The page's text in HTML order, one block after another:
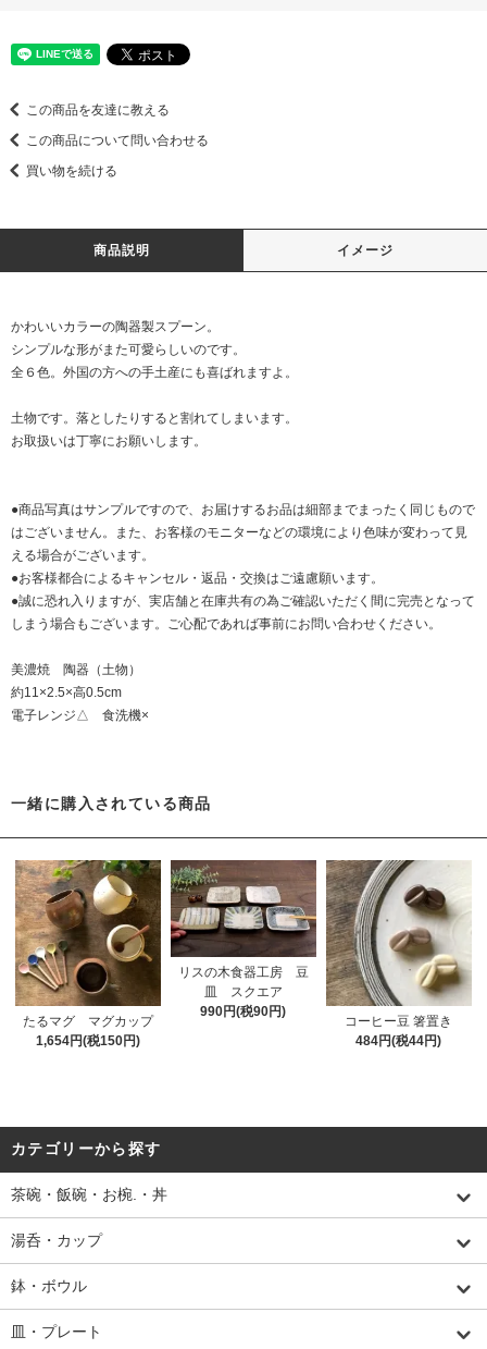
この商品を友達に教える
この商品について問い合わせる
買い物を続ける
商品説明 イメージ
かわいいカラーの陶器製スプーン。
シンプルな形がまた可愛らしいのです。
全６色。外国の方への手土産にも喜ばれますよ。
土物です。落としたりすると割れてしまいます。
お取扱いは丁寧にお願いします。
●商品写真はサンプルですので、お届けするお品は細部までまったく同じもので
はございません。また、お客様のモニターなどの環境により色味が変わって見
える場合がございます。
●お客様都合によるキャンセル・返品・交換はご遠慮願います。
●誠に恐れ入りますが、実店舗と在庫共有の為ご確認いただく間に完売となって
しまう場合もございます。ご心配であれば事前にお問い合わせください。
美濃焼 陶器（土物）
約11×2.5×高0.5cm
電子レンジ△ 食洗機×
一緒に購入されている商品
たるマグ マグカップ
1,654円(税150円)
リスの木食器工房 豆
皿 スクエア
990円(税90円)
コーヒー豆 箸置き
484円(税44円)
カテゴリーから探す
茶碗・飯碗・お椀.・丼
湯呑・カップ
鉢・ボウル
皿・プレート